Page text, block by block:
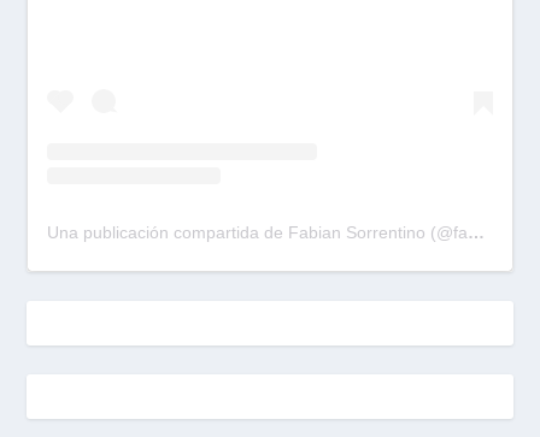
Una publicación compartida de Fabian Sorrentino (@fabiansonria)